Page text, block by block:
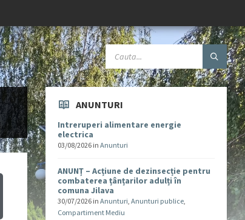
ANUNTURI
Intreruperi alimentare energie
electrica
03/08/2026 inAnunturi
ANUNȚ – Acțiune de dezinsecție pentru
combaterea țânțarilor adulți în
comuna Jilava
30/07/2026 inAnunturi,Anunturi publice,
Compartiment Mediu